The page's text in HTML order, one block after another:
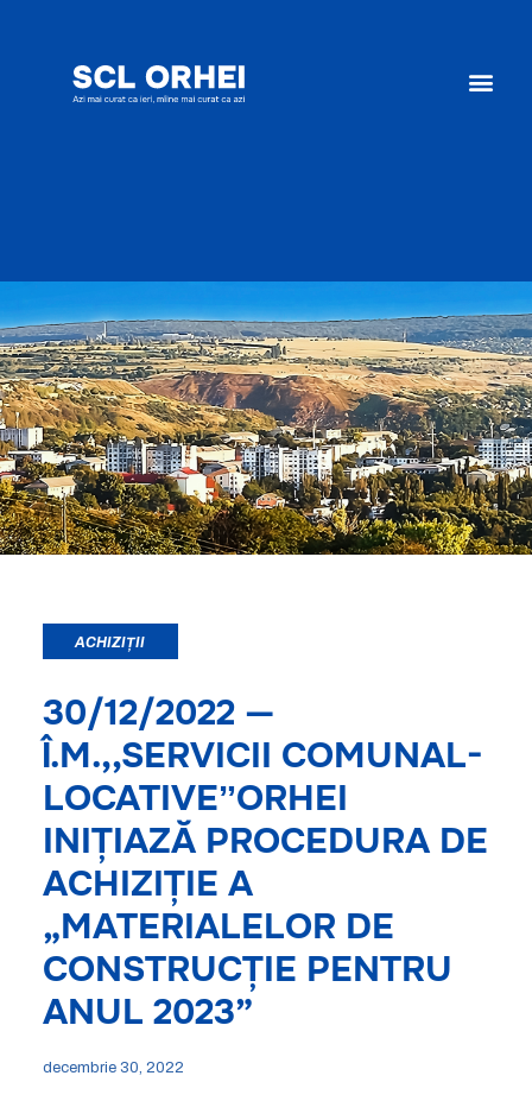
ACHIZIȚII
30/12/2022 —
Î.M.,,SERVICII COMUNAL-
LOCATIVEˮORHEI
INIȚIAZĂ PROCEDURA DE
ACHIZIȚIE A
„MATERIALELOR DE
CONSTRUCȚIE PENTRU
ANUL 2023”
decembrie 30, 2022